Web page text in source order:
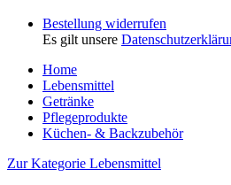
Bestellung widerrufen
Es gilt unsere
Home
Lebensmittel
Getränke
Pflegeprodukte
Küchen- & Backzubehör
Zur Kategorie Lebensmittel